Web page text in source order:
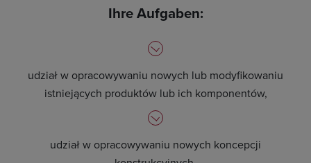
Ihre Aufgaben:
udział w opracowywaniu nowych lub modyfikowaniu
istniejących produktów lub ich komponentów,
udział w opracowywaniu nowych koncepcji